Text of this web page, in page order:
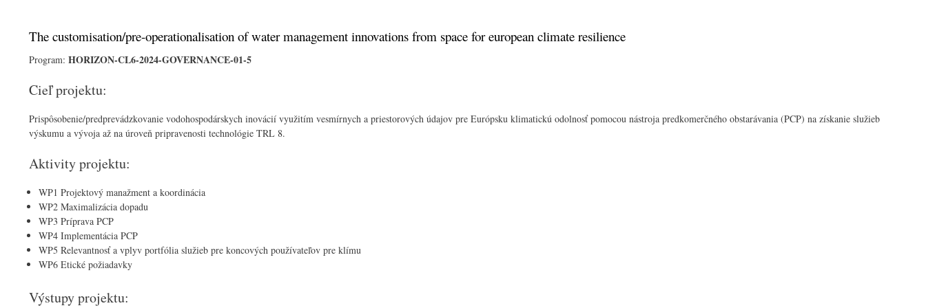
main
The customisation/pre-operationalisation of water management innovations from space for european climate resilience
Program: HORIZON-CL6-2024-GOVERNANCE-01-5
Cieľ projektu:
Prispôsobenie/predprevádzkovanie vodohospodárskych inovácií využitím vesmírnych a priestorových údajov pre Európsku klimatickú odolnosť pomocou nástroja predkomerčného obstarávania (PCP) na získanie služieb
výskumu a vývoja až na úroveň pripravenosti technológie TRL 8.
Aktivity projektu:
WP1 Projektový manažment a koordinácia
WP2 Maximalizácia dopadu
WP3 Príprava PCP
WP4 Implementácia PCP
WP5 Relevantnosť a vplyv portfólia služieb pre koncových používateľov pre klímu
WP6 Etické požiadavky
Výstupy projektu: